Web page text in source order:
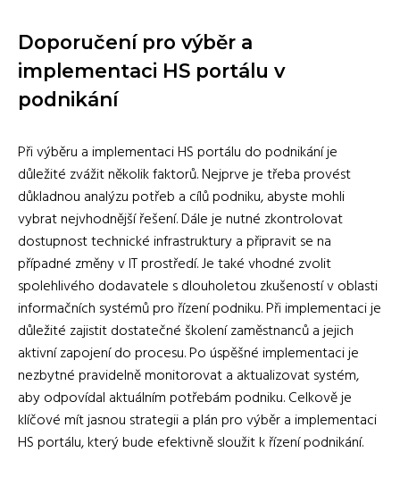
Doporučení pro výběr a
implementaci HS portálu v
podnikání
Při výběru a implementaci HS portálu do podnikání je
důležité zvážit několik faktorů. Nejprve je třeba provést
důkladnou analýzu potřeb a cílů podniku, abyste mohli
vybrat nejvhodnější řešení. Dále je nutné zkontrolovat
dostupnost technické infrastruktury a připravit se na
případné změny v IT prostředí. Je také vhodné zvolit
spolehlivého dodavatele s dlouholetou zkušeností v oblasti
informačních systémů pro řízení podniku. Při implementaci je
důležité zajistit dostatečné školení zaměstnanců a jejich
aktivní zapojení do procesu. Po úspěšné implementaci je
nezbytné pravidelně monitorovat a aktualizovat systém,
aby odpovídal aktuálním potřebám podniku. Celkově je
klíčové mít jasnou strategii a plán pro výběr a implementaci
HS portálu, který bude efektivně sloužit k řízení podnikání.